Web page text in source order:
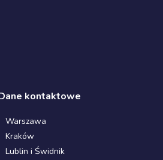
kontaktowe
Warszawa
Kraków
Lublin i Świdnik